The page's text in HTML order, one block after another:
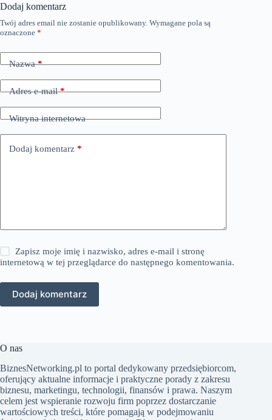
Dodaj komentarz
Twój adres email nie zostanie opublikowany. Wymagane pola są
oznaczone *
Nazwa*
Adres e-mail*
Witryna internetowa
Dodaj komentarz *
Zapisz moje imię i nazwisko, adres e-mail i stronę
internetową w tej przeglądarce do następnego komentowania.
Dodaj komentarz
O nas
BiznesNetworking.pl to portal dedykowany przedsiębiorcom,
oferujący aktualne informacje i praktyczne porady z zakresu
biznesu, marketingu, technologii, finansów i prawa. Naszym
celem jest wspieranie rozwoju firm poprzez dostarczanie
wartościowych treści, które pomagają w podejmowaniu